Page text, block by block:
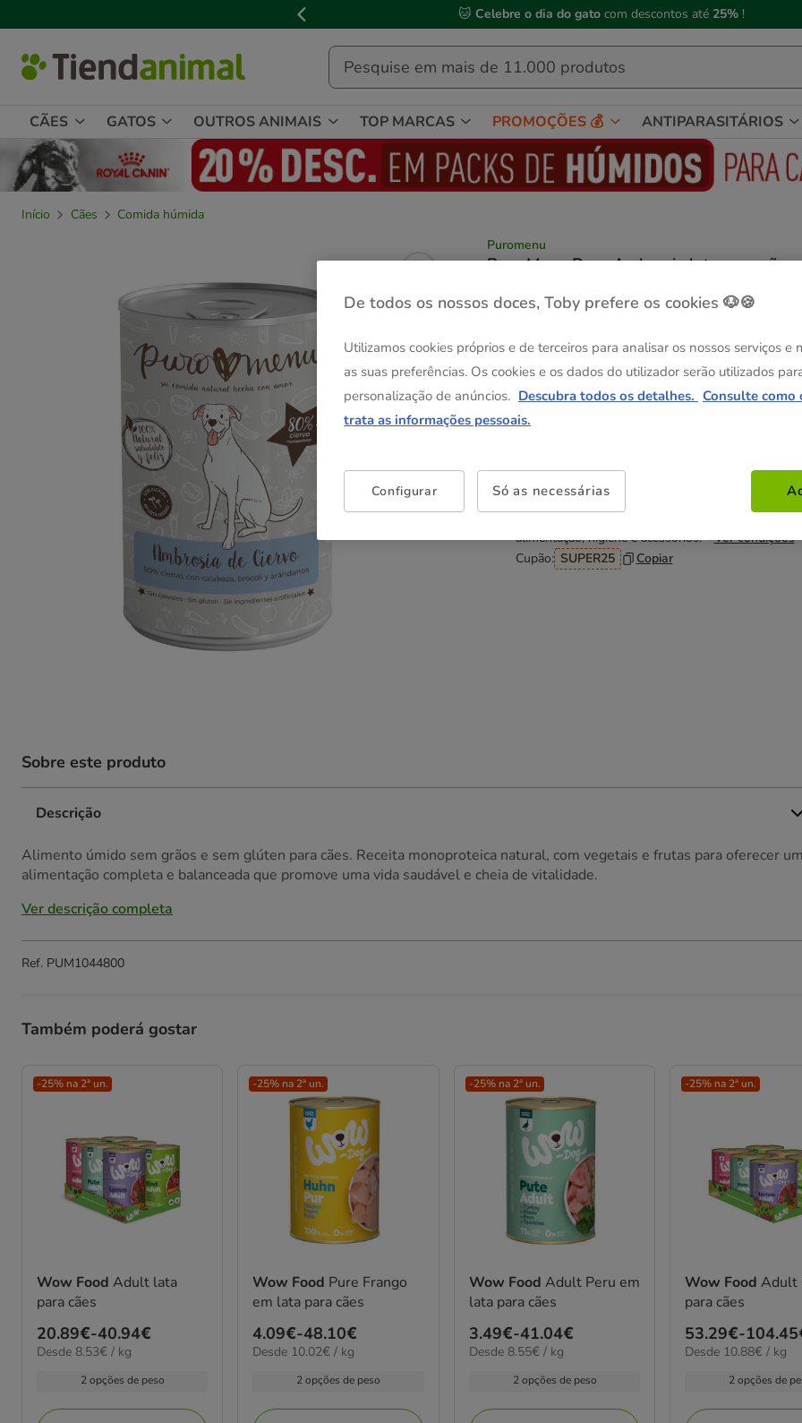
de
mensagem,
🐱 Celebre o dia do gato com descontos até 25% !
CÃES GATOS OUTROS ANIMAIS TOP MARCAS PROMOÇÕES 💰 ANTIPARASITÁRIOS
Início Cães
Comida húmida
Puromenu
Puro Menu Deer Ambrosia lata para cães
400 g
Sem Stock
5.98€
(14.95€ / kg)
12 latas x 400 g
Sem Stock
71.76€
70.32€
Não perca esta promoção
-25% na 2ª un Com cupão numa seleção de
alimentação, higiene e acessórios. Ver condições
Cupão: SUPER25 Copiar
Sobre este produto
Descrição
Alimento úmido sem grãos e sem glúten para cães. Receita monoproteica natural, com vegetais e frutas para oferecer
alimentação completa e balanceada que promove uma vida saudável e cheia de vitalidade.
Ver descrição completa
Ref. PUM1044800
Também poderá gostar
-25% na 2ª un.
Wow Food Adult lata
para cães
Preço
de
20.89€
40.94€
20.89€-40.94€
8.53€
Desde 8.53€ / kg
2 opções de peso
-25% na 2ª un.
Wow Food Pure Frango
em lata para cães
Preço
de
48.10€
4.09€-48.10€
10.02€
Desde 10.02€ / kg
2 opções de peso
-25% na 2ª un.
Wow Food Adult Peru em
lata para cães
Preço
de
41.04€
3.49€-41.04€
8.55€
Desde 8.55€ / kg
2 opções de peso
-25% na 2ª un.
Wow FoodAdult
para cães
Preço
de
53.29€
104.45€
53.29€-
10.88€
Desde 10.88€ / kg
2 opções de
De todos os nossos doces, Toby prefere os cookies 🐶🍪
Utilizamos cookies próprios e de terceiros para analisar os nossos serviços e
as suas preferências. Os cookies e os dados do utilizador serão utilizados
personalização de anúncios. Descubra todos os detalhes. Consulte como
trata as informações pessoais.
Configurar Só as necessárias